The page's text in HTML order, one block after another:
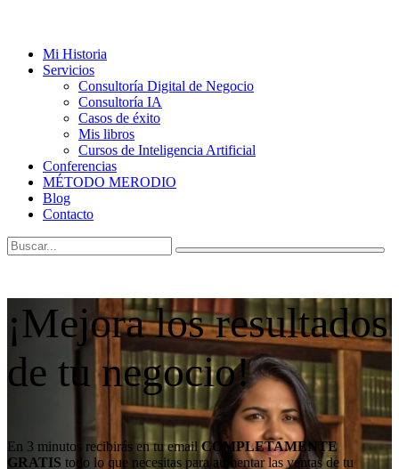
Mi Historia
Servicios
Consultoría Digital de Negocio
Consultoría IA
Casos de éxito
Mis libros
Cursos de Inteligencia Artificial
Conferencias
MÉTODO MERODIO
Blog
Contacto
¡Mejora los resultados
de tu negocio!
En 3 minutos recibirás en tu emailCOMPLETAMENTE
GRATIS todo lo que necesitas para aumentar las ventas de tu